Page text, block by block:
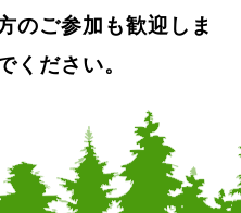
のご参加も歓迎しま
ください。